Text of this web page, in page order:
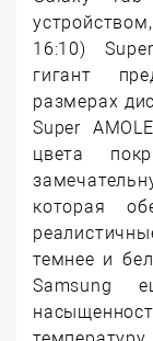
16:10)
гигант
размерах
Super
цвета
которая
темнее и
Samsung